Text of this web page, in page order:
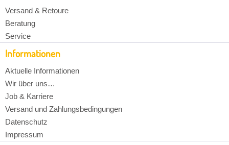
Versand & Retoure
Beratung
Service
Informationen
Aktuelle Informationen
Wir über uns…
Job & Karriere
Versand und Zahlungsbedingungen
Datenschutz
Impressum